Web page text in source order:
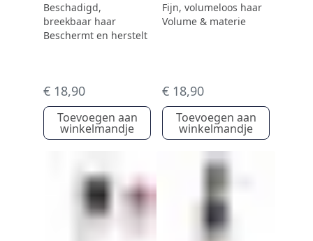
Beschadigd,
breekbaar haar
Beschermt en herstelt
€ 18,90
Toevoegen aan
winkelmandje
Fijn, volumeloos haar
Volume & materie
€ 18,90
Toevoegen aan
winkelmandje